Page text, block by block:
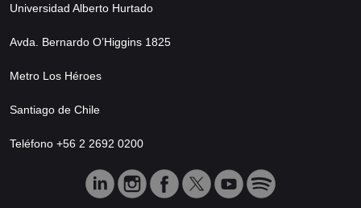
Universidad Alberto Hurtado
Avda. Bernardo O’Higgins 1825
Metro Los Héroes
Santiago de Chile
Teléfono +56 2 2692 0200